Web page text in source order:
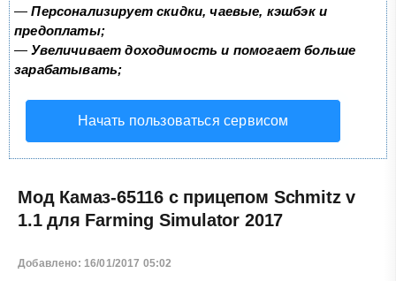
—Персонализирует скидки, чаевые, кэшбэк и
предоплаты;
—Увеличивает доходимость и помогает больше
зарабатывать;
Начать пользоваться сервисом
Мод Камаз-65116 с прицепом Schmitz v
1.1 для Farming Simulator 2017
Добавлено: 16/01/2017 05:02